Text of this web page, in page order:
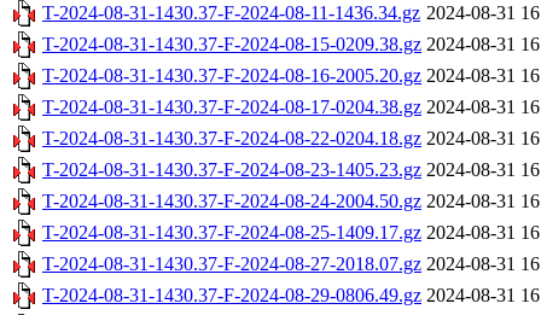
T-2024-08-31-1430.37-F-2024-08-11-1436.34.gz 2024-08-31
T-2024-08-31-1430.37-F-2024-08-15-0209.38.gz 2024-08-31
T-2024-08-31-1430.37-F-2024-08-16-2005.20.gz 2024-08-31
T-2024-08-31-1430.37-F-2024-08-17-0204.38.gz 2024-08-31
T-2024-08-31-1430.37-F-2024-08-22-0204.18.gz 2024-08-31
T-2024-08-31-1430.37-F-2024-08-23-1405.23.gz 2024-08-31
T-2024-08-31-1430.37-F-2024-08-24-2004.50.gz 2024-08-31
T-2024-08-31-1430.37-F-2024-08-25-1409.17.gz 2024-08-31
T-2024-08-31-1430.37-F-2024-08-27-2018.07.gz 2024-08-31
T-2024-08-31-1430.37-F-2024-08-29-0806.49.gz 2024-08-31